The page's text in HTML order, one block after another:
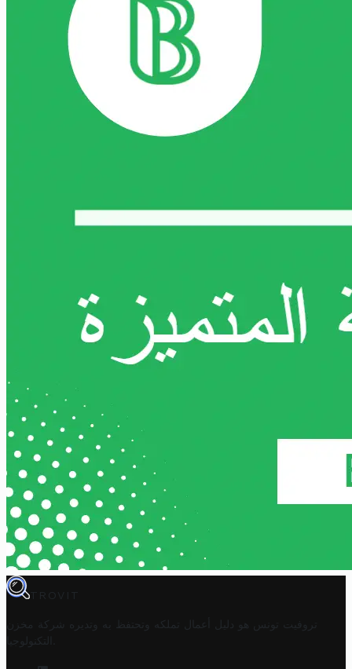
TROVIT
تروفيت تونس هو دليل أعمال تملكه وتحتفظ به وتديره
شركة مخزن
التكنولوجيا